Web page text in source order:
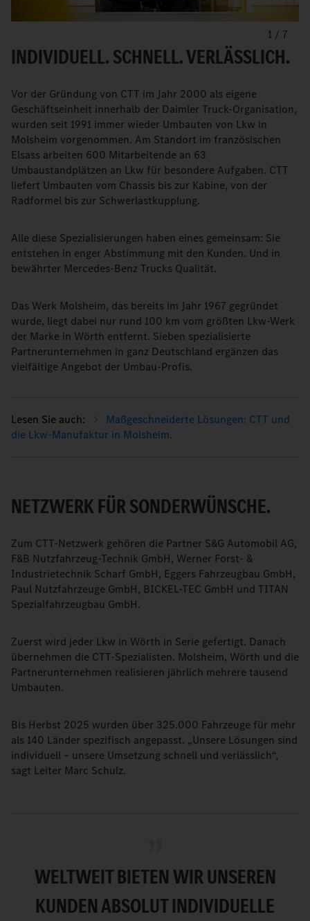
1 / 7
INDIVIDUELL. SCHNELL. VERLÄSSLICH.
Vor der Gründung von CTT im Jahr 2000 als eigene
Geschäftseinheit innerhalb der Daimler Truck-Organisation,
wurden seit 1991 immer wieder Umbauten von Lkw in
Molsheim vorgenommen. Am Standort im französischen
Elsass arbeiten 600 Mitarbeitende an 63
Umbaustandplätzen an Lkw für besondere Aufgaben. CTT
liefert Umbauten vom Chassis bis zur Kabine, von der
Radformel bis zur Schwerlastkupplung.
Alle diese Spezialisierungen haben eines gemeinsam: Sie
entstehen in enger Abstimmung mit den Kunden. Und in
bewährter Mercedes-Benz Trucks Qualität.
Das Werk Molsheim, das bereits im Jahr 1967 gegründet
wurde, liegt dabei nur rund 100 km vom größten Lkw-Werk
der Marke in Wörth entfernt. Sieben spezialisierte
Partnerunternehmen in ganz Deutschland ergänzen das
vielfältige Angebot der Umbau-Profis.
Maßgeschneiderte Lösungen: CTT und
die Lkw-Manufaktur in Molsheim.
NETZWERK FÜR SONDERWÜNSCHE.
Zum CTT-Netzwerk gehören die Partner S&G Automobil AG,
F&B Nutzfahrzeug-Technik GmbH, Werner Forst- &
Industrietechnik Scharf GmbH, Eggers Fahrzeugbau GmbH,
Paul Nutzfahrzeuge GmbH, BICKEL-TEC GmbH und TITAN
Spezialfahrzeugbau GmbH.
Zuerst wird jeder Lkw in Wörth in Serie gefertigt. Danach
übernehmen die CTT-Spezialisten. Molsheim, Wörth und die
Partnerunternehmen realisieren jährlich mehrere tausend
Umbauten.
Bis Herbst 2025 wurden über 325.000 Fahrzeuge für mehr
als 140 Länder spezifisch angepasst. „Unsere Lösungen sind
individuell – unsere Umsetzung schnell und verlässlich“,
sagt Leiter Marc Schulz.
WELTWEIT BIETEN WIR UNSEREN
KUNDEN ABSOLUT INDIVIDUELLE